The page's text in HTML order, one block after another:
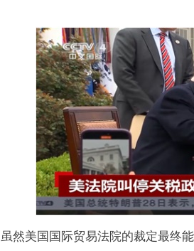
虽然美国国际贸易法院的裁定最终